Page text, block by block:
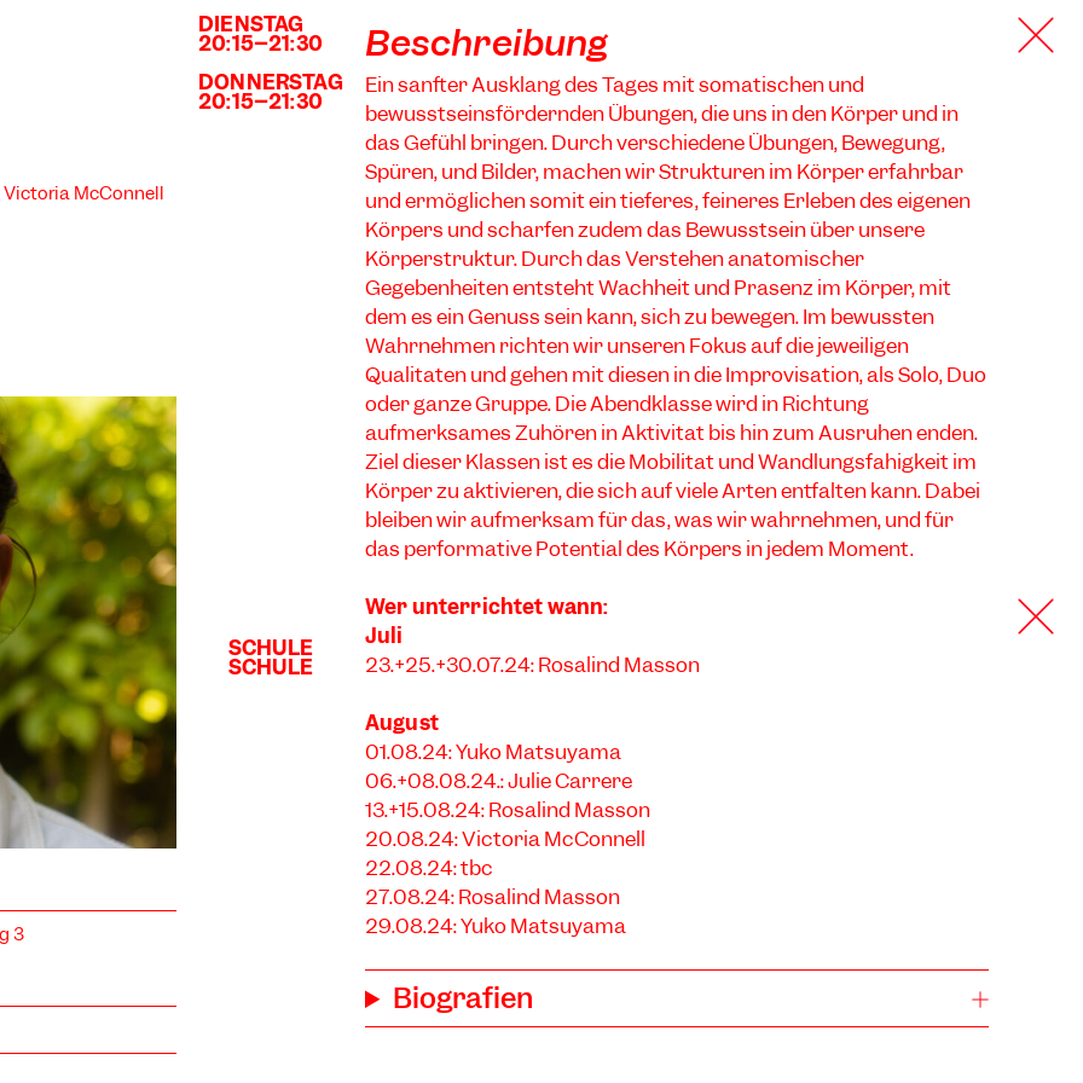
SCHULE
SCHULE
DIENSTAG
20:15–21:30
DONNERSTAG
20:15–21:30
Victoria McConnell
3
Beschreibung
Ein sanfter Ausklang des Tages mit somatischen und
bewusstseinsfördernden Übungen, die uns in den Körper und in
das Gefühl bringen. Durch verschiedene Übungen, Bewegung,
Spüren, und Bilder, machen wir Strukturen im Körper erfahrbar
und ermöglichen somit ein tieferes, feineres Erleben des eigenen
Körpers und schärfen zudem das Bewusstsein über unsere
Körperstruktur. Durch das Verstehen anatomischer
Gegebenheiten entsteht Wachheit und Präsenz im Körper, mit
dem es ein Genuss sein kann, sich zu bewegen. Im bewussten
Wahrnehmen richten wir unseren Fokus auf die jeweiligen
Qualitäten und gehen mit diesen in die Improvisation, als Solo, Duo
oder ganze Gruppe. Die Abendklasse wird in Richtung
aufmerksames Zuhören in Aktivität bis hin zum Ausruhen enden.
Ziel dieser Klassen ist es die Mobilität und Wandlungsfähigkeit im
Körper zu aktivieren, die sich auf viele Arten entfalten kann. Dabei
bleiben wir aufmerksam für das, was wir wahrnehmen, und für
das performative Potential des Körpers in jedem Moment.
Wer unterrichtet wann:
Juli
23.+25.+30.07.24:Rosalind Masson
August
01.08.24: Yuko Matsuyama
06.+08.08.24.: Julie Carrere
13.+15.08.24: Rosalind Masson
20.08.24: Victoria McConnell
22.08.24: tbc
27.08.24: Rosalind Masson
29.08.24: Yuko Matsuyama
Biografien